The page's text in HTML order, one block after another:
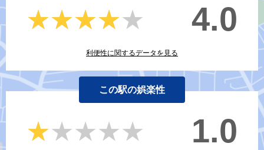
★★★★★
★★★★★ 4.0
利便性に関するデータを見る
この駅の娯楽性
★★★★★
★★★★★ 1.0